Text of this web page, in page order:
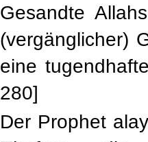
Gesandte
(vergänglicher)
eine
280]
Der Prophet